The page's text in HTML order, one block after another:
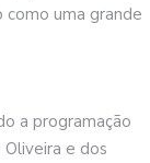
uma grande
a programação
e dos